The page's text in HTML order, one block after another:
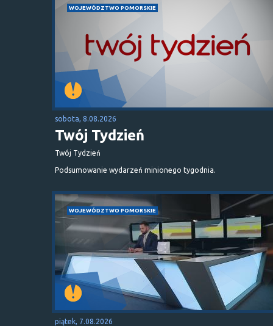
WOJEWÓDZTWO POMORSKIE
sobota, 8.08.2026
Twój Tydzień
Twój Tydzień
Podsumowanie wydarzeń minionego tygodnia.
WOJEWÓDZTWO POMORSKIE
piątek, 7.08.2026